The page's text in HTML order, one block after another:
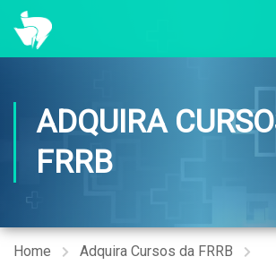
ADQUIRA
FRRB
Home
Adquira Cursos da FRRB